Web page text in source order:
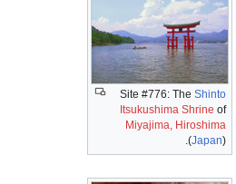
Site #776: The Shinto
Itsukushima Shrine of
Miyajima, Hiroshima
(Japan).